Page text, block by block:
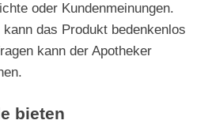
oder Kundenmeinungen.
das Produkt bedenkenlos
kann der Apotheker
bieten